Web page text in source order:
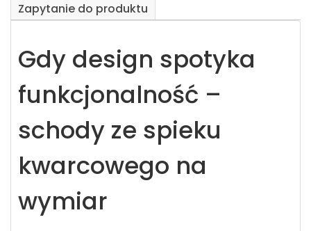
Zapytanie do produktu
Gdy design spotyka
funkcjonalność –
schody ze spieku
kwarcowego na
wymiar